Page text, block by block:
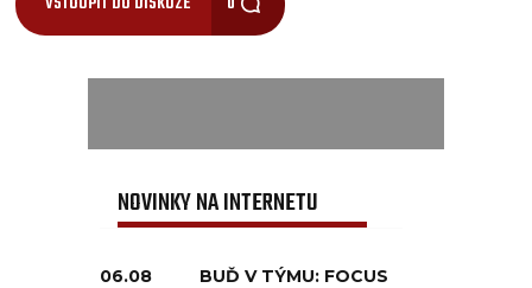
NOVINKY NA INTERNETU
06.08
BUĎ V TÝMU: FOCUS